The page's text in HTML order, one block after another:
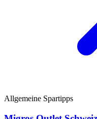
Allgemeine Spartipps